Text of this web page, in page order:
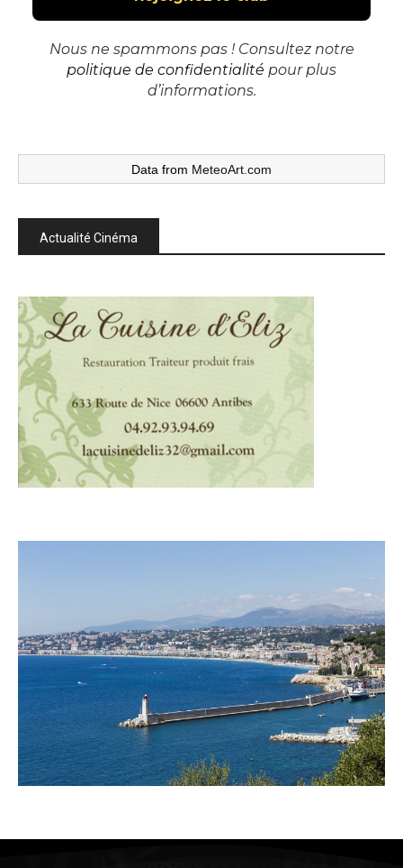
Nous ne spammons pas ! Consultez notre
politique de confidentialité pour plus
d’informations.
Data from MeteoArt.com
Actualité Cinéma